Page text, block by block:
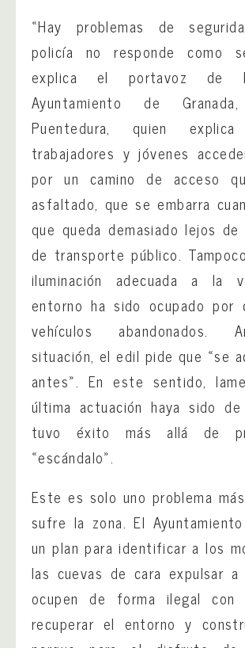
«Hay problemas de
policía no responde como
explica el portavoz
Ayuntamiento de
Puentedura, quien
trabajadores y jóvenes
por un camino de acceso
asfaltado, que se embarra
que queda demasiado lejos de
de transporte público.
iluminación adecuada a la
entorno ha sido ocupado por
vehículos abandonados.
situación, el edil pide que «se
antes». En este sentido,
última actuación haya sido
tuvo éxito más allá de
«escándalo».
Este es solo uno problema
sufre la zona. El
un plan para identificar a los
las cuevas de cara expulsar a
ocupen de forma ilegal
recuperar el entorno y